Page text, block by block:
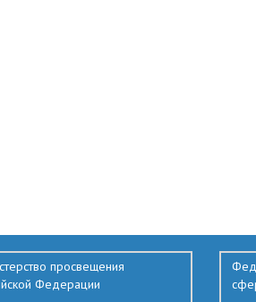
просвещения
Федерации